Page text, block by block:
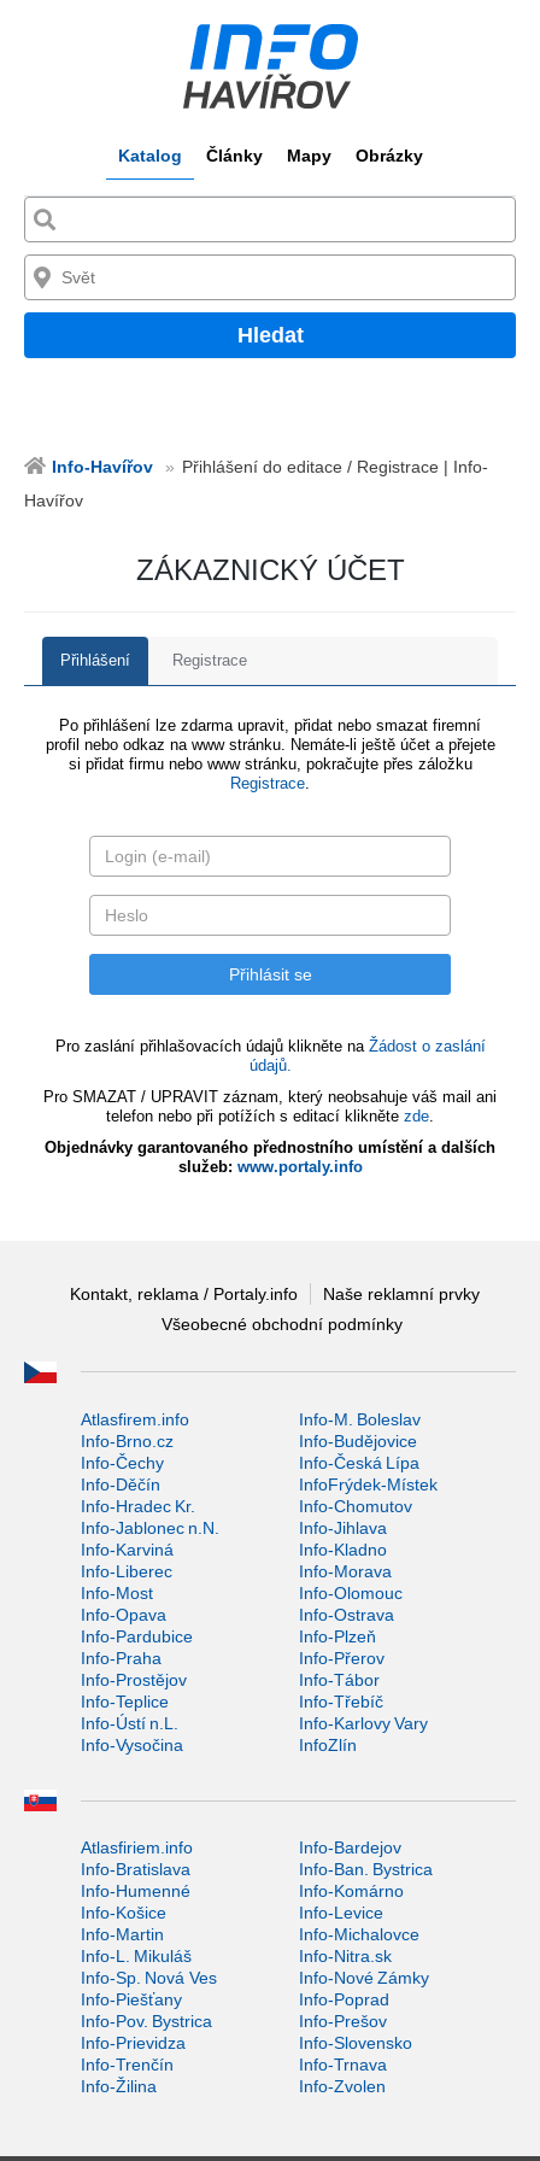
Katalog Články Mapy Obrázky
Hledat
Info-Havířov
Přihlášení do editace / Registrace | Info-
Havířov
ZÁKAZNICKÝ ÚČET
Přihlášení Registrace
Po přihlášení lze zdarma upravit, přidat nebo smazat firemní
profil nebo odkaz na www stránku. Nemáte-li ještě účet a přejete
si přidat firmu nebo www stránku, pokračujte přes záložku
Registrace.
Pro zaslání přihlašovacích údajů klikněte na Žádost o zaslání
údajů.
Pro SMAZAT / UPRAVIT záznam, který neobsahuje váš mail ani
telefon nebo při potížích s editací klikněte zde.
Objednávky garantovaného přednostního umístění a dalších
služeb: www.portaly.info
Kontakt, reklama / Portaly.info
Naše reklamní prvky
Všeobecné obchodní podmínky
Atlasfirem.info
Info-M. Boleslav
Info-Brno.cz
Info-Budějovice
Info-Čechy
Info-Česká Lípa
Info-Děčín
InfoFrýdek-Místek
Info-Hradec Kr.
Info-Chomutov
Info-Jablonec n.N.
Info-Jihlava
Info-Karviná
Info-Kladno
Info-Liberec
Info-Morava
Info-Most
Info-Olomouc
Info-Opava
Info-Ostrava
Info-Pardubice
Info-Plzeň
Info-Praha
Info-Přerov
Info-Prostějov
Info-Tábor
Info-Teplice
Info-Třebíč
Info-Ústí n.L.
Info-Karlovy Vary
Info-Vysočina
InfoZlín
Atlasfiriem.info
Info-Bardejov
Info-Bratislava
Info-Ban. Bystrica
Info-Humenné
Info-Komárno
Info-Košice
Info-Levice
Info-Martin
Info-Michalovce
Info-L. Mikuláš
Info-Nitra.sk
Info-Sp. Nová Ves
Info-Nové Zámky
Info-Piešťany
Info-Poprad
Info-Pov. Bystrica
Info-Prešov
Info-Prievidza
Info-Slovensko
Info-Trenčín
Info-Trnava
Info-Žilina
Info-Zvolen